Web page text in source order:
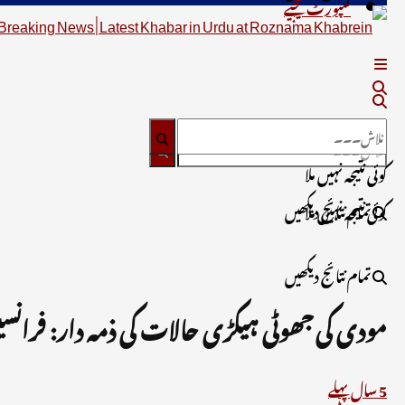
کوئی نتیجہ نہیں ملا
تمام نتائج دیکھیں
کوئی نتیجہ نہیں ملا
تمام نتائج دیکھیں
مودی کی جھوٹی ہیکڑی حالات کی ذمہ دار:
5 سال پہلے